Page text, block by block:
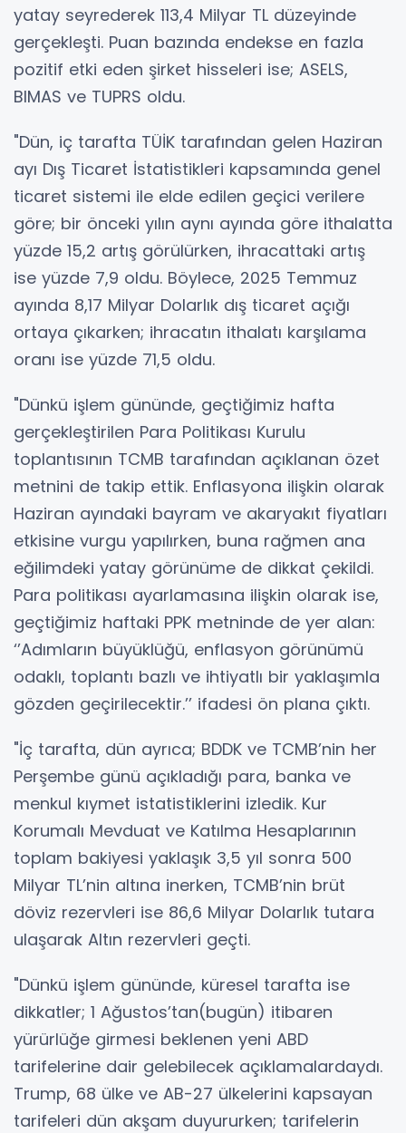
yatay seyrederek 113,4 Milyar TL düzeyinde
gerçekleşti. Puan bazında endekse en fazla
pozitif etki eden şirket hisseleri ise; ASELS,
BIMAS ve TUPRS oldu.
"Dün, iç tarafta TÜİK tarafından gelen Haziran
ayı Dış Ticaret İstatistikleri kapsamında genel
ticaret sistemi ile elde edilen geçici verilere
göre; bir önceki yılın aynı ayında göre ithalatta
yüzde 15,2 artış görülürken, ihracattaki artış
ise yüzde 7,9 oldu. Böylece, 2025 Temmuz
ayında 8,17 Milyar Dolarlık dış ticaret açığı
ortaya çıkarken; ihracatın ithalatı karşılama
oranı ise yüzde 71,5 oldu.
"Dünkü işlem gününde, geçtiğimiz hafta
gerçekleştirilen Para Politikası Kurulu
toplantısının TCMB tarafından açıklanan özet
metnini de takip ettik. Enflasyona ilişkin olarak
Haziran ayındaki bayram ve akaryakıt fiyatları
etkisine vurgu yapılırken, buna rağmen ana
eğilimdeki yatay görünüme de dikkat çekildi.
Para politikası ayarlamasına ilişkin olarak ise,
geçtiğimiz haftaki PPK metninde de yer alan:
‘’Adımların büyüklüğü, enflasyon görünümü
odaklı, toplantı bazlı ve ihtiyatlı bir yaklaşımla
gözden geçirilecektir.’’ ifadesi ön plana çıktı.
"İç tarafta, dün ayrıca; BDDK ve TCMB’nin her
Perşembe günü açıkladığı para, banka ve
menkul kıymet istatistiklerini izledik. Kur
Korumalı Mevduat ve Katılma Hesaplarının
toplam bakiyesi yaklaşık 3,5 yıl sonra 500
Milyar TL’nin altına inerken, TCMB’nin brüt
döviz rezervleri ise 86,6 Milyar Dolarlık tutara
ulaşarak Altın rezervleri geçti.
"Dünkü işlem gününde, küresel tarafta ise
dikkatler; 1 Ağustos’tan(bugün) itibaren
yürürlüğe girmesi beklenen yeni ABD
tarifelerine dair gelebilecek açıklamalardaydı.
Trump, 68 ülke ve AB-27 ülkelerini kapsayan
tarifeleri dün akşam duyururken; tarifelerin